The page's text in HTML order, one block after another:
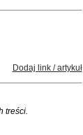
Dodaj link / artykuł
treści.